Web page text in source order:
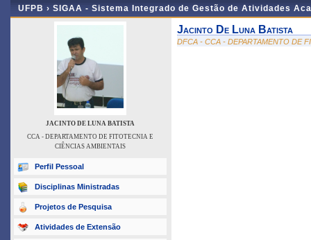
UFPB › SIGAA - Sistema Integrado de Gestão de Atividades
JACINTO DE LUNA BATISTA
CCA - DEPARTAMENTO DE FITOTECNIA E
CIÊNCIAS AMBIENTAIS
Perfil Pessoal
Disciplinas Ministradas
Projetos de Pesquisa
Atividades de Extensão
Jacinto De Luna Batista
DFCA - CCA - DEPARTAMENTO DE